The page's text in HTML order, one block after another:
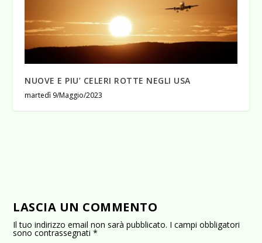
NUOVE E PIU’ CELERI ROTTE NEGLI USA
martedì 9/Maggio/2023
LASCIA UN COMMENTO
Il tuo indirizzo email non sarà pubblicato. I campi obbligatori
sono contrassegnati*